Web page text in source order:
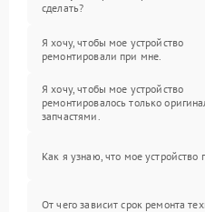
сделать?
Я хочу, чтобы мое устройство
ремонтировали при мне.
Я хочу, чтобы мое устройство
ремонтировалось только
запчастями.
Как я узнаю, что мое устройство
От чего зависит срок ремонта